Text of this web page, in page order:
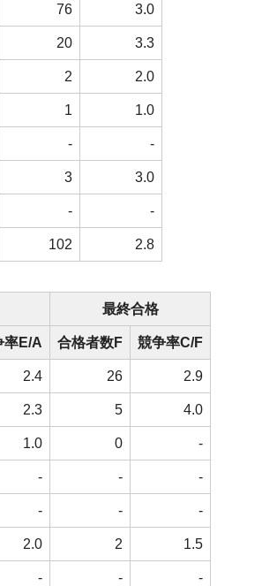
76 3.0
20 3.3
2 2.0
1 1.0
- -
3 3.0
- -
102 2.8
最終合格
率E/A 合格者数F 競争率C/F
2.4 26 2.9
2.3 5 4.0
1.0 0 -
- - -
- - -
2.0 2 1.5
- - -